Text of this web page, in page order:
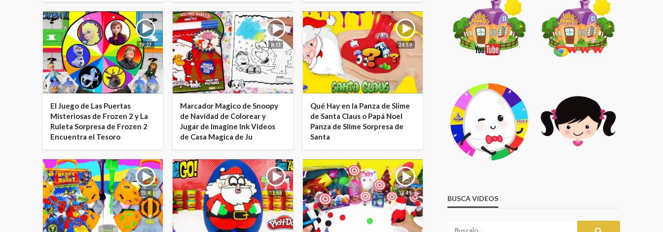
19:27
El Juego de Las Puertas
Misteriosas de Frozen 2 y La
Ruleta Sorpresa de Frozen 2
Encuentra el Tesoro
8:13
Marcador Magico de Snoopy
de Navidad de Colorear y
Jugar de Imagine Ink Videos
de Casa Magica de Ju
24:59
Qué Hay en la Panza de Slime
de Santa Claus o Papá Noel
Panza de Slime Sorpresa de
Santa
15:4 13:55 13:49
BUSCA VIDEOS